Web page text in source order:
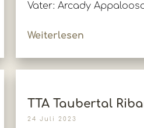
Vater: Arcady
Weiterlesen
TTA Taubertal
24 Juli 2023